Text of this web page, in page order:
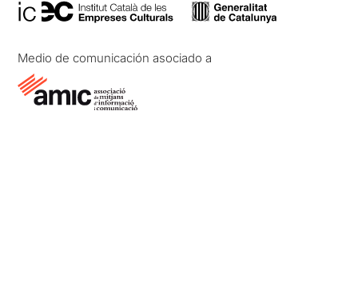
Medio de comunicación asociado a